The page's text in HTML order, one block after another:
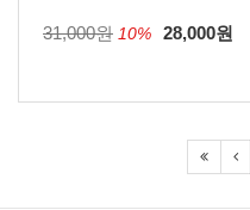
31,000원 10% 28,000원